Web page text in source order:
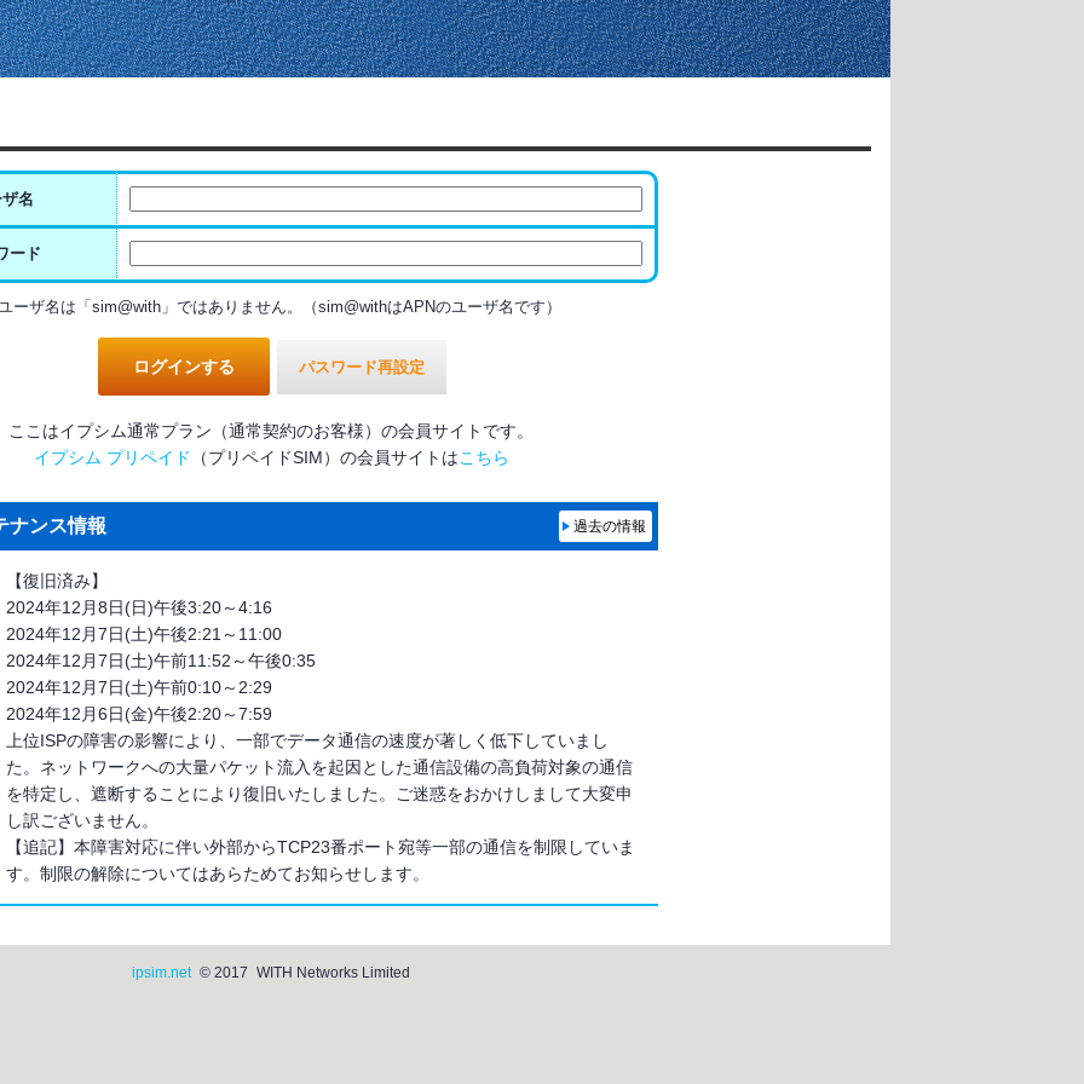
名
ード
ーザ名は「sim@with」ではありません。（sim@withはAPNのユーザ名です）
パスワード再設定
ここはイプシム通常プラン（通常契約のお客様）の会員サイトです。
イプシム プリペイド （プリペイドSIM）の会員サイトはこちら
ナンス情報 過去の情報
【復旧済み】
2024年12月8日(日)午後3:20～4:16
2024年12月7日(土)午後2:21～11:00
2024年12月7日(土)午前11:52～午後0:35
2024年12月7日(土)午前0:10～2:29
2024年12月6日(金)午後2:20～7:59
上位ISPの障害の影響により、一部でデータ通信の速度が著しく低下していまし
た。ネットワークへの大量パケット流入を起因とした通信設備の高負荷対象の通信
を特定し、遮断することにより復旧いたしました。ご迷惑をおかけしまして大変申
し訳ございません。
【追記】本障害対応に伴い外部からTCP23番ポート宛等一部の通信を制限していま
す。制限の解除についてはあらためてお知らせします。
ipsim.net © 2017 WITH Networks Limited